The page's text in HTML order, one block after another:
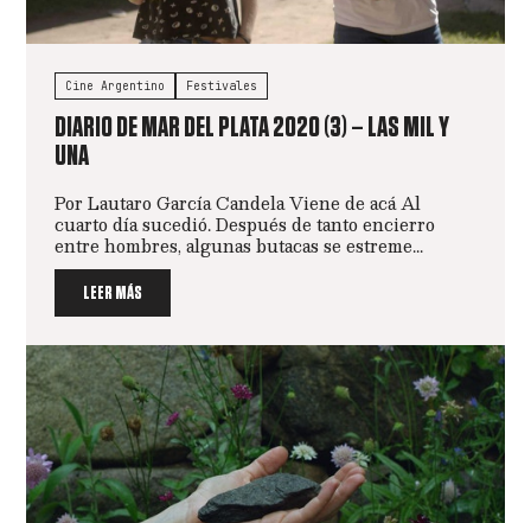
Cine Argentino Festivales
DIARIO DE MAR DEL PLATA 2020 (3) – LAS MIL Y
UNA
Por Lautaro García Candela Viene de acá Al
cuarto día sucedió. Después de tanto encierro
entre hombres, algunas butacas se estreme...
LEER MÁS